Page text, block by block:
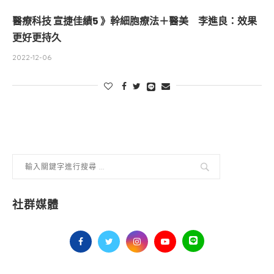
醫療科技 宣捷佳績5 》幹細胞療法＋醫美 李進良：效果
更好更持久
2022-12-06
社群媒體